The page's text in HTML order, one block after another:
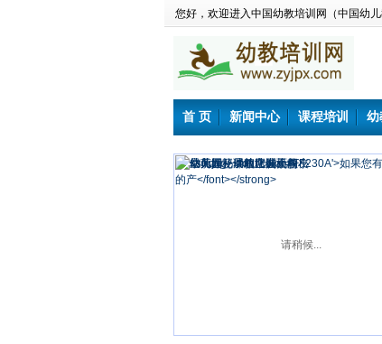
您好，欢迎进入中国幼教培训网（中国幼儿
首 页 新闻中心 课程培训 幼
请稍候...